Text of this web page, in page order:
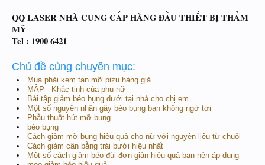
QQ LASER NHÀ CUNG CẤP HÀNG ĐẦU THIẾT BỊ THẨM
MỸ
Tel : 1900 6421
Chủ đề cùng chuyên mục:
Mua phải kem tan mỡ pizu hàng giả
MẬP - Khắc tinh của phụ nữ
Bài tập giảm béo bụng dưới tại nhà cho chị em
Một số nguyên nhân gây béo bụng bạn không ngờ tới
Phẫu thuật hút mỡ bụng
béo bụng
Cách giảm mỡ bụng hiệu quả cho nữ với nguyên liệu từ chuối
Cách giảm cân bằng trái bưởi hiệu nhất
Một số cách giảm béo đùi đơn giản hiệu quả bạn nên áp dụng